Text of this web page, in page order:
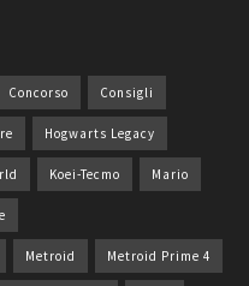
Concorso Consigli
Hogwarts Legacy
Koei-Tecmo Mario
Metroid Metroid Prime 4